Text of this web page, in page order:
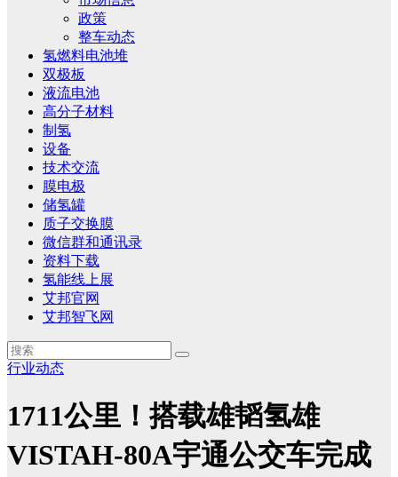
政策
整车动态
氢燃料电池堆
双极板
液流电池
高分子材料
制氢
设备
技术交流
膜电极
储氢罐
质子交换膜
微信群和通讯录
资料下载
氢能线上展
艾邦官网
艾邦智飞网
行业动态
1711公里！搭载雄韬氢雄
VISTAH-80A宇通公交车完成